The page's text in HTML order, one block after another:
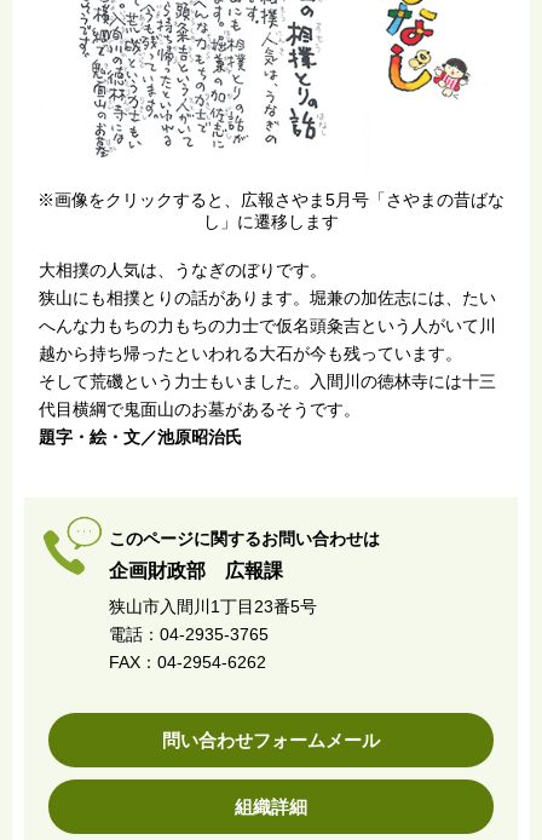
※画像をクリックすると、広報さやま5月号「さやまの昔ばな
し」に遷移します
大相撲の人気は、うなぎのぼりです。
狭山にも相撲とりの話があります。堀兼の加佐志には、たい
へんな力もちの力もちの力士で仮名頭粂吉という人がいて川
越から持ち帰ったといわれる大石が今も残っています。
そして荒磯という力士もいました。入間川の徳林寺には十三
代目横綱で鬼面山のお墓があるそうです。
題字・絵・文／池原昭治氏
このページに関するお問い合わせは
企画財政部 広報課
狭山市入間川1丁目23番5号
電話：04-2935-3765
FAX：04-2954-6262
問い合わせフォームメール
組織詳細